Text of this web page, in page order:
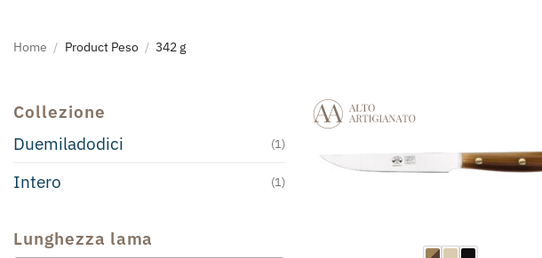
Home / Product Peso / 342 g
Collezione
Duemiladodici
(1)
Intero (1)
Lunghezza lama